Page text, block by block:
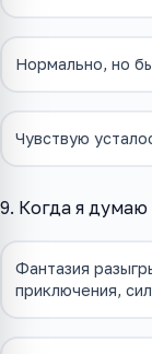
Нормально, но
Чувствую
9. Когда я
Фантазия
приключения,